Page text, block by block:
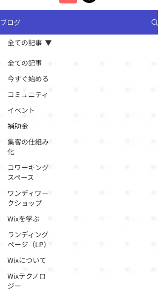
ブログ
全ての記事
今すぐ始める
コミュニティ
イベント
補助金
集客の仕組み
化
コワーキング
スペース
ワンディワー
クショップ
Wixを学ぶ
ランディング
ページ（LP）
Wixについて
Wixテクノロ
ジー
全ての記事